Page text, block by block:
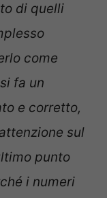
di quelli
come
fa un
e corretto,
sul
punto
i numeri